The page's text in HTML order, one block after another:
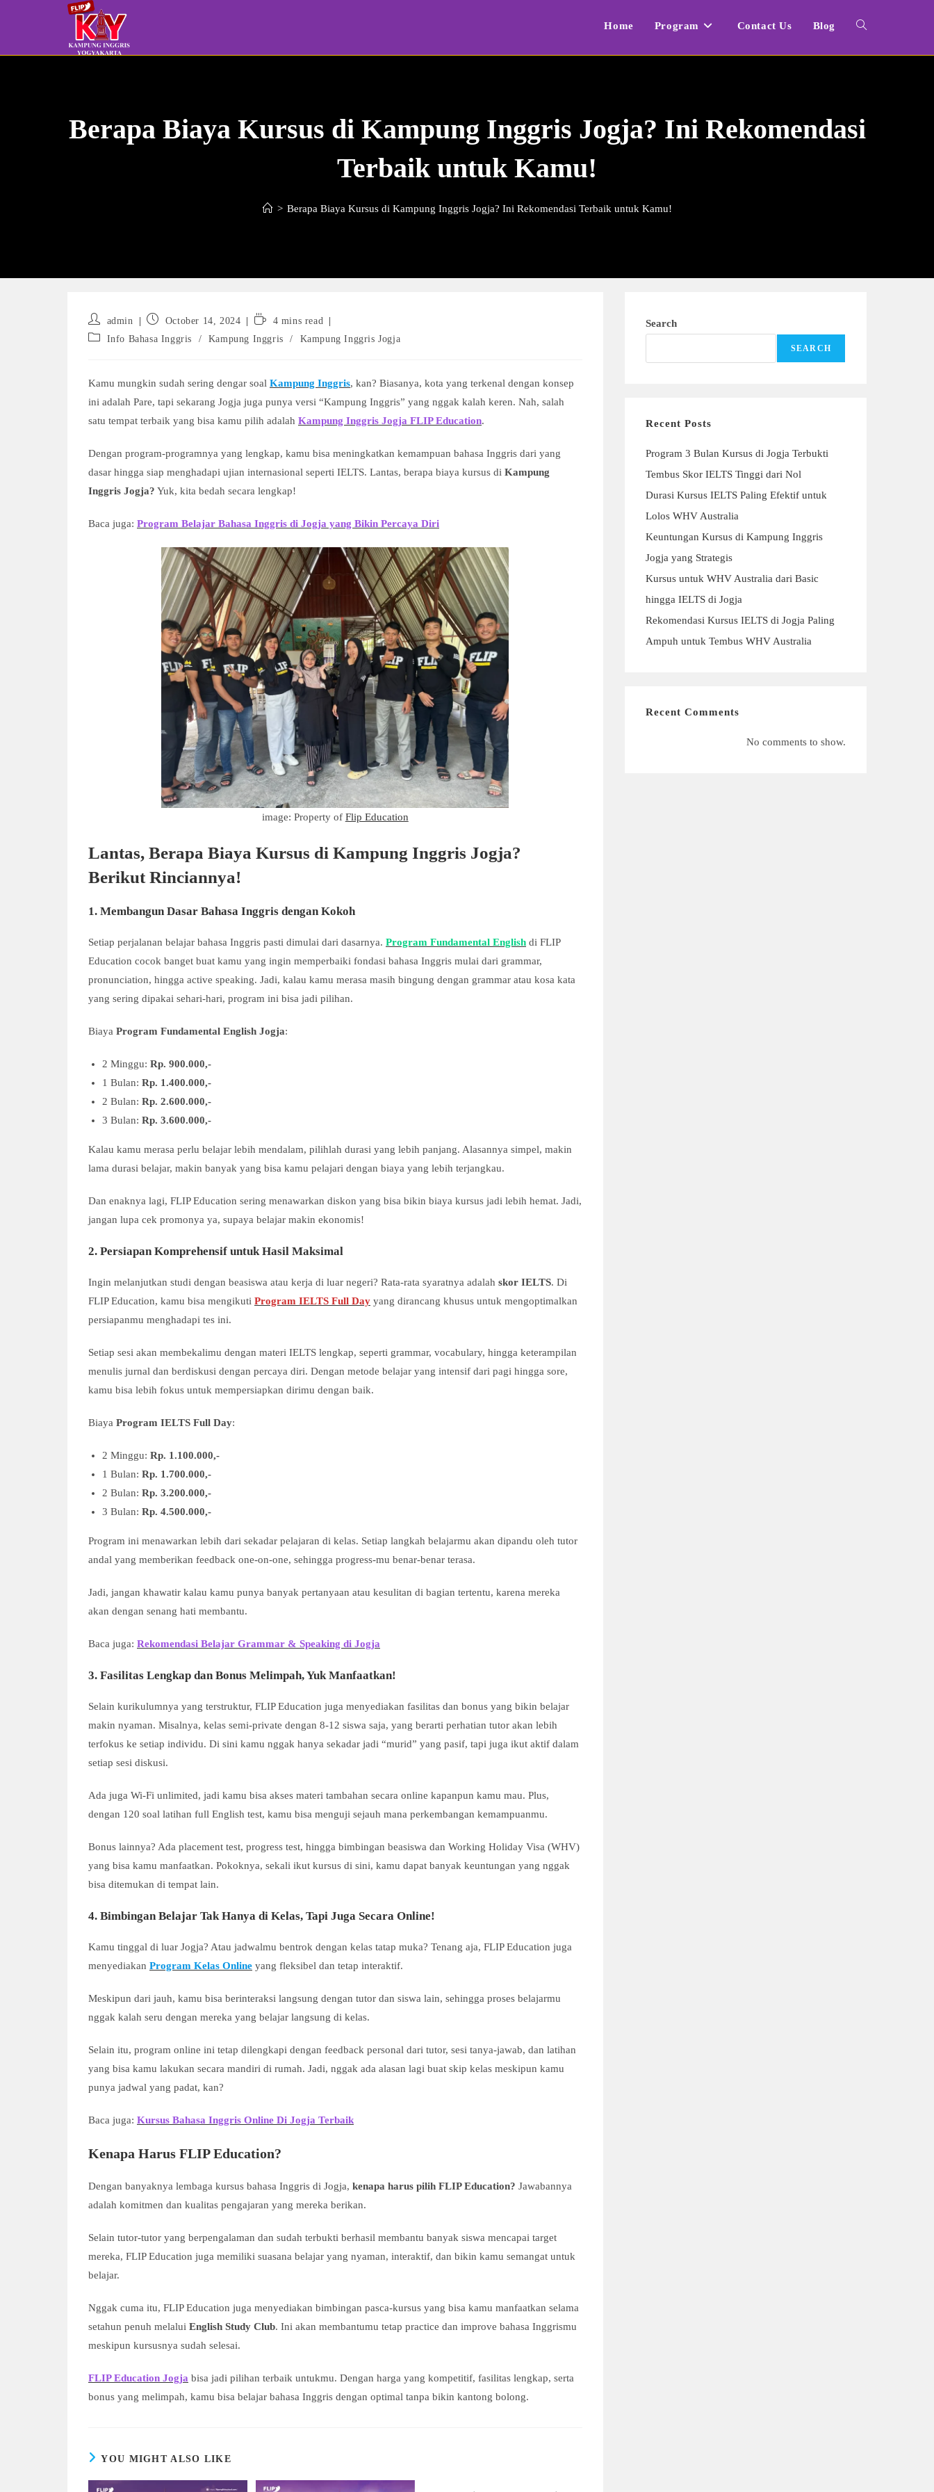
Home Program Contact Us Blog Toggle
search
Berapa Biaya Kursus di Kampung Inggris Jogja? Ini Rekomendasi
Terbaik untuk Kamu!
> Berapa Biaya Kursus di Kampung Inggris Jogja? Ini Rekomendasi Terbaik untuk Kamu!
Post
author:
admin
Post October 14, 2024
Reading4 mins read
Post
Info Bahasa Inggris / Kampung Inggris / Kampung Inggris Jogja
Kamu mungkin sudah sering dengar soal Kampung Inggris, kan? Biasanya, kota yang terkenal dengan konsep
ini adalah Pare, tapi sekarang Jogja juga punya versi “Kampung Inggris” yang nggak kalah keren. Nah, salah
satu tempat terbaik yang bisa kamu pilih adalah Kampung Inggris Jogja FLIP Education.
Dengan program-programnya yang lengkap, kamu bisa meningkatkan kemampuan bahasa Inggris dari yang
dasar hingga siap menghadapi ujian internasional seperti IELTS. Lantas, berapa biaya kursus di Kampung
Inggris Jogja? Yuk, kita bedah secara lengkap!
Baca juga: Program Belajar Bahasa Inggris di Jogja yang Bikin Percaya Diri
image: Property of Flip Education
Lantas, Berapa Biaya Kursus di Kampung Inggris Jogja?
Berikut Rinciannya!
1. Membangun Dasar Bahasa Inggris dengan Kokoh
Setiap perjalanan belajar bahasa Inggris pasti dimulai dari dasarnya. Program Fundamental English di FLIP
Education cocok banget buat kamu yang ingin memperbaiki fondasi bahasa Inggris mulai dari grammar,
pronunciation, hingga active speaking. Jadi, kalau kamu merasa masih bingung dengan grammar atau kosa kata
yang sering dipakai sehari-hari, program ini bisa jadi pilihan.
Biaya Program Fundamental English Jogja:
2 Minggu: Rp. 900.000,-
1 Bulan: Rp. 1.400.000,-
2 Bulan: Rp. 2.600.000,-
3 Bulan: Rp. 3.600.000,-
Kalau kamu merasa perlu belajar lebih mendalam, pilihlah durasi yang lebih panjang. Alasannya simpel, makin
lama durasi belajar, makin banyak yang bisa kamu pelajari dengan biaya yang lebih terjangkau.
Dan enaknya lagi, FLIP Education sering menawarkan diskon yang bisa bikin biaya kursus jadi lebih hemat. Jadi,
jangan lupa cek promonya ya, supaya belajar makin ekonomis!
2. Persiapan Komprehensif untuk Hasil Maksimal
Ingin melanjutkan studi dengan beasiswa atau kerja di luar negeri? Rata-rata syaratnya adalah skor IELTS. Di
FLIP Education, kamu bisa mengikuti Program IELTS Full Day yang dirancang khusus untuk mengoptimalkan
persiapanmu menghadapi tes ini.
Setiap sesi akan membekalimu dengan materi IELTS lengkap, seperti grammar, vocabulary, hingga keterampilan
menulis jurnal dan berdiskusi dengan percaya diri. Dengan metode belajar yang intensif dari pagi hingga sore,
kamu bisa lebih fokus untuk mempersiapkan dirimu dengan baik.
Biaya Program IELTS Full Day:
2 Minggu: Rp. 1.100.000,-
1 Bulan: Rp. 1.700.000,-
2 Bulan: Rp. 3.200.000,-
3 Bulan: Rp. 4.500.000,-
Program ini menawarkan lebih dari sekadar pelajaran di kelas. Setiap langkah belajarmu akan dipandu oleh tutor
andal yang memberikan feedback one-on-one, sehingga progress-mu benar-benar terasa.
Jadi, jangan khawatir kalau kamu punya banyak pertanyaan atau kesulitan di bagian tertentu, karena mereka
akan dengan senang hati membantu.
Baca juga: Rekomendasi Belajar Grammar & Speaking di Jogja
3. Fasilitas Lengkap dan Bonus Melimpah, Yuk Manfaatkan!
Selain kurikulumnya yang terstruktur, FLIP Education juga menyediakan fasilitas dan bonus yang bikin belajar
makin nyaman. Misalnya, kelas semi-private dengan 8-12 siswa saja, yang berarti perhatian tutor akan lebih
terfokus ke setiap individu. Di sini kamu nggak hanya sekadar jadi “murid” yang pasif, tapi juga ikut aktif dalam
setiap sesi diskusi.
Ada juga Wi-Fi unlimited, jadi kamu bisa akses materi tambahan secara online kapanpun kamu mau. Plus,
dengan 120 soal latihan full English test, kamu bisa menguji sejauh mana perkembangan kemampuanmu.
Bonus lainnya? Ada placement test, progress test, hingga bimbingan beasiswa dan Working Holiday Visa (WHV)
yang bisa kamu manfaatkan. Pokoknya, sekali ikut kursus di sini, kamu dapat banyak keuntungan yang nggak
bisa ditemukan di tempat lain.
4. Bimbingan Belajar Tak Hanya di Kelas, Tapi Juga Secara Online!
Kamu tinggal di luar Jogja? Atau jadwalmu bentrok dengan kelas tatap muka? Tenang aja, FLIP Education juga
menyediakan Program Kelas Online yang fleksibel dan tetap interaktif.
Meskipun dari jauh, kamu bisa berinteraksi langsung dengan tutor dan siswa lain, sehingga proses belajarmu
nggak kalah seru dengan mereka yang belajar langsung di kelas.
Selain itu, program online ini tetap dilengkapi dengan feedback personal dari tutor, sesi tanya-jawab, dan latihan
yang bisa kamu lakukan secara mandiri di rumah. Jadi, nggak ada alasan lagi buat skip kelas meskipun kamu
punya jadwal yang padat, kan?
Baca juga: Kursus Bahasa Inggris Online Di Jogja Terbaik
Kenapa Harus FLIP Education?
Dengan banyaknya lembaga kursus bahasa Inggris di Jogja, kenapa harus pilih FLIP Education? Jawabannya
adalah komitmen dan kualitas pengajaran yang mereka berikan.
Selain tutor-tutor yang berpengalaman dan sudah terbukti berhasil membantu banyak siswa mencapai target
mereka, FLIP Education juga memiliki suasana belajar yang nyaman, interaktif, dan bikin kamu semangat untuk
belajar.
Nggak cuma itu, FLIP Education juga menyediakan bimbingan pasca-kursus yang bisa kamu manfaatkan selama
setahun penuh melalui English Study Club. Ini akan membantumu tetap practice dan improve bahasa Inggrismu
meskipun kursusnya sudah selesai.
FLIP Education Jogja bisa jadi pilihan terbaik untukmu. Dengan harga yang kompetitif, fasilitas lengkap, serta
bonus yang melimpah, kamu bisa belajar bahasa Inggris dengan optimal tanpa bikin kantong bolong.
YOU MIGHT ALSO LIKE
Search
SEARCH
Recent Posts
Program 3 Bulan Kursus di Jogja Terbukti
Tembus Skor IELTS Tinggi dari Nol
Durasi Kursus IELTS Paling Efektif untuk
Lolos WHV Australia
Keuntungan Kursus di Kampung Inggris
Jogja yang Strategis
Kursus untuk WHV Australia dari Basic
hingga IELTS di Jogja
Rekomendasi Kursus IELTS di Jogja Paling
Ampuh untuk Tembus WHV Australia
Recent Comments
No comments to show.